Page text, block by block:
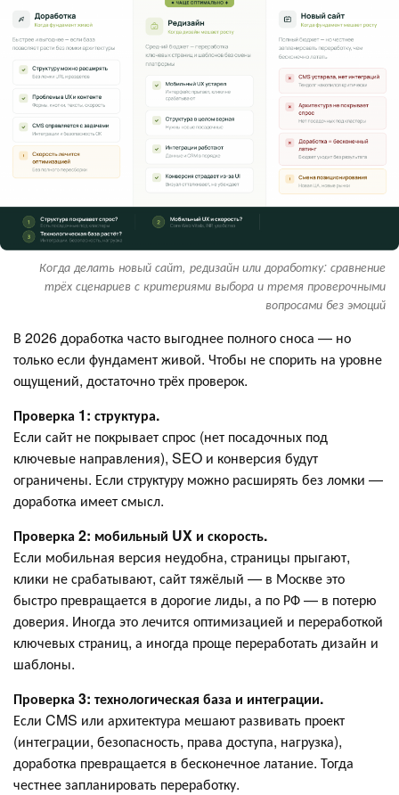
Когда делать новый сайт, редизайн или доработку: сравнение
трёх сценариев с критериями выбора и тремя проверочными
вопросами без эмоций
В 2026 доработка часто выгоднее полного сноса — но
только если фундамент живой. Чтобы не спорить на уровне
ощущений, достаточно трёх проверок.
Проверка 1: структура.
Если сайт не покрывает спрос (нет посадочных под
ключевые направления), SEO и конверсия будут
ограничены. Если структуру можно расширять без ломки —
доработка имеет смысл.
Проверка 2: мобильный UX и скорость.
Если мобильная версия неудобна, страницы прыгают,
клики не срабатывают, сайт тяжёлый — в Москве это
быстро превращается в дорогие лиды, а по РФ — в потерю
доверия. Иногда это лечится оптимизацией и переработкой
ключевых страниц, а иногда проще переработать дизайн и
шаблоны.
Проверка 3: технологическая база и интеграции.
Если CMS или архитектура мешают развивать проект
(интеграции, безопасность, права доступа, нагрузка),
доработка превращается в бесконечное латание. Тогда
честнее запланировать переработку.